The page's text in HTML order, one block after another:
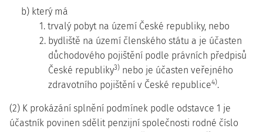
b) který má
1. trvalý pobyt na území České republiky, nebo
2. bydliště na území členského státu a je účasten
důchodového pojištění podle právních předpisů
České republiky3) nebo je účasten veřejného
zdravotního pojištění v České republice4).
(2) K prokázání splnění podmínek podle odstavce 1 je
účastník povinen sdělit penzijní společnosti rodné číslo